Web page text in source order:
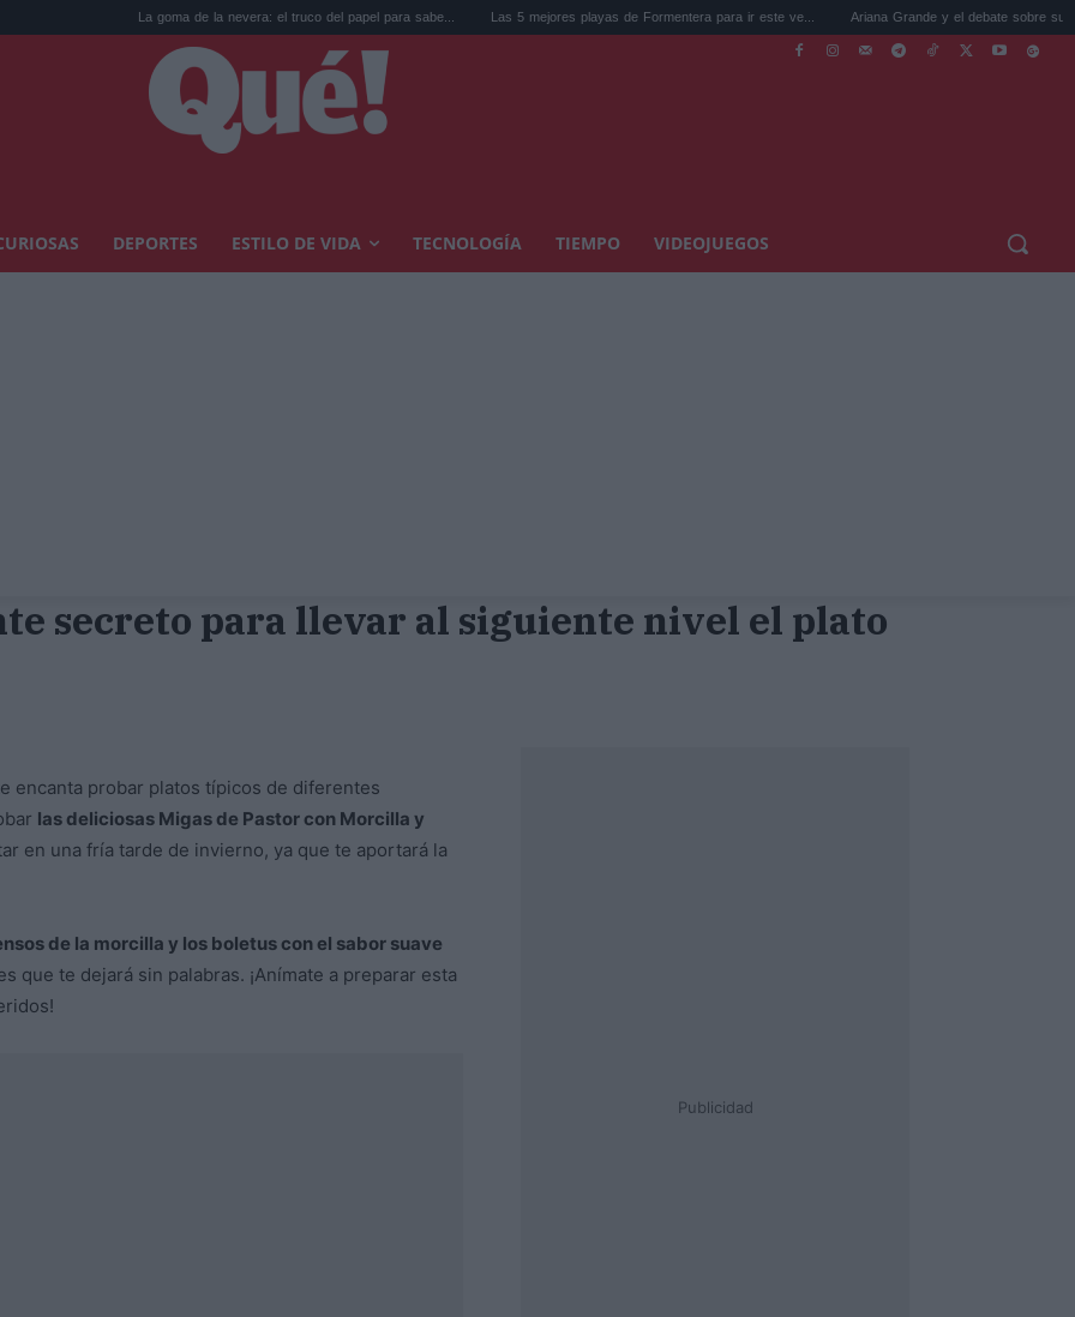
La goma de la nevera: el truco del papel para sabe... Las 5 mejores playas de Formentera para ir este ve... Ariana Grande y el debate sobre su cuerpo: The
DEPORTES ESTILO DE VIDA TECNOLOGÍA TIEMPO VIDEOJUEGOS
secreto para llevar al siguiente nivel el plato
encanta probar platos típicos de diferentes
las deliciosas Migas de Pastor con Morcilla y
en una fría tarde de invierno, ya que te aportará la
de la morcilla y los boletus con el sabor suave
que te dejará sin palabras. ¡Anímate a preparar esta
Publicidad